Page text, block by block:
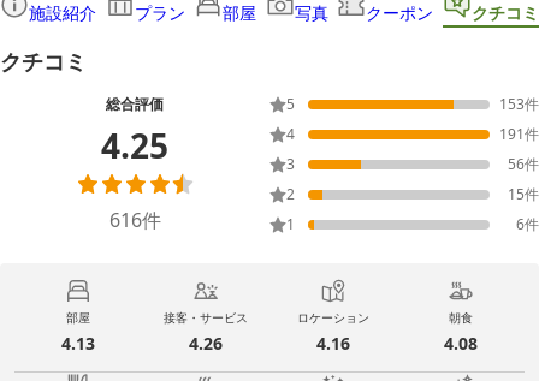
施設紹介 プラン 部屋 写真 クーポン クチコミ
クチコミ
総合評価
4.25
616件
5 153件
4
191件
3
56件
2
15件
1
6件
部屋
4.13
接客・サービス
4.26
ロケーション
4.16
朝食
4.08